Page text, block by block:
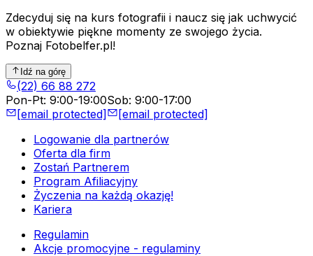
Zdecyduj się na kurs fotografii i naucz się jak uchwycić
w obiektywie piękne momenty ze swojego życia.
Poznaj Fotobelfer.pl!
Idź na górę
(22) 66 88 272
Pon-Pt: 9:00-19:00Sob: 9:00-17:00
[email protected]
[email protected]
Logowanie dla partnerów
Oferta dla firm
Zostań Partnerem
Program Afiliacyjny
Życzenia na każdą okazję!
Kariera
Regulamin
Akcje promocyjne - regulaminy